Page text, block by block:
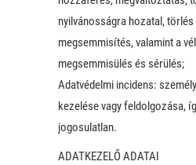
nyilvánosságra hozatal, törlés
megsemmisítés, valamint a
megsemmisülés és sérülés;
Adatvédelmi incidens:
kezelése vagy feldolgozása,
jogosulatlan.
ADATKEZELŐ ADATAI